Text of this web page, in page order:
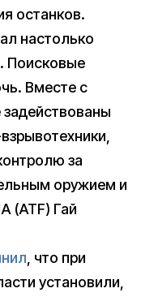
останков.
настолько
Поисковые
Вместе с
за
оружием и
(ATF) Гай
, что при
установили,